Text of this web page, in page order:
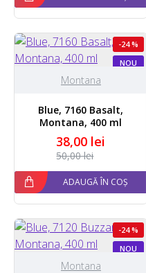
NOU
-24 %
Montana
Blue, 7160 Basalt,
Montana, 400 ml
38,00 lei
50,00 lei
ADAUGĂ ÎN COȘ
NOU
-24 %
Montana